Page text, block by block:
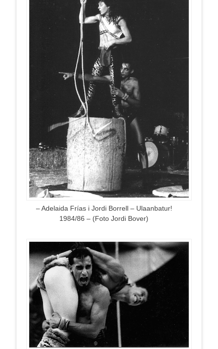
– Adelaida Frías i Jordi Borrell – Ulaanbatur!
1984/86 – (Foto Jordi Bover)